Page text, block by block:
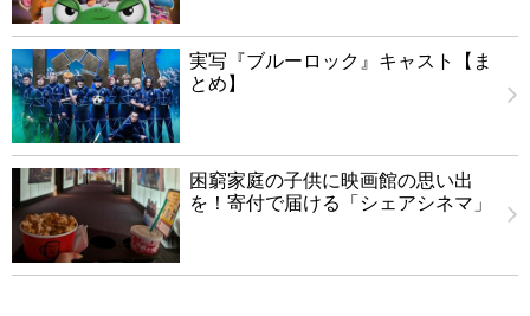
実写『ブルーロック』キャスト【ま
とめ】
困窮家庭の子供に映画館の思い出
を！寄付で届ける「シェアシネマ」